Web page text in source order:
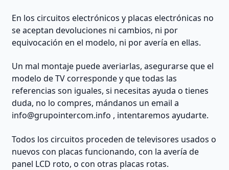
En los circuitos electrónicos y placas electrónicas no
se aceptan devoluciones ni cambios, ni por
equivocación en el modelo, ni por avería en ellas.
Un mal montaje puede averiarlas, asegurarse que el
modelo de TV corresponde y que todas las
referencias son iguales, si necesitas ayuda o tienes
duda, no lo compres, mándanos un email a
info@grupointercom.info , intentaremos ayudarte.
Todos los circuitos proceden de televisores usados o
nuevos con placas funcionando, con la avería de
panel LCD roto, o con otras placas rotas.